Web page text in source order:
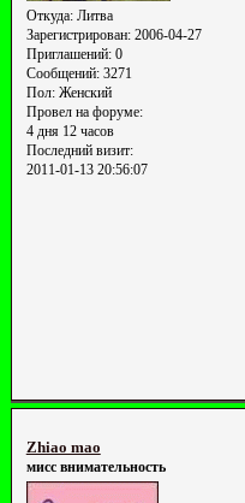
Откуда:Литва
Зарегистрирован: 2006-04-27
Приглашений:0
Сообщений:3271
Пол:Женский
Провел на форуме:
4 дня 12 часов
Последний визит:
2011-01-13 20:56:07
Zhiao mao
мисс внимательность